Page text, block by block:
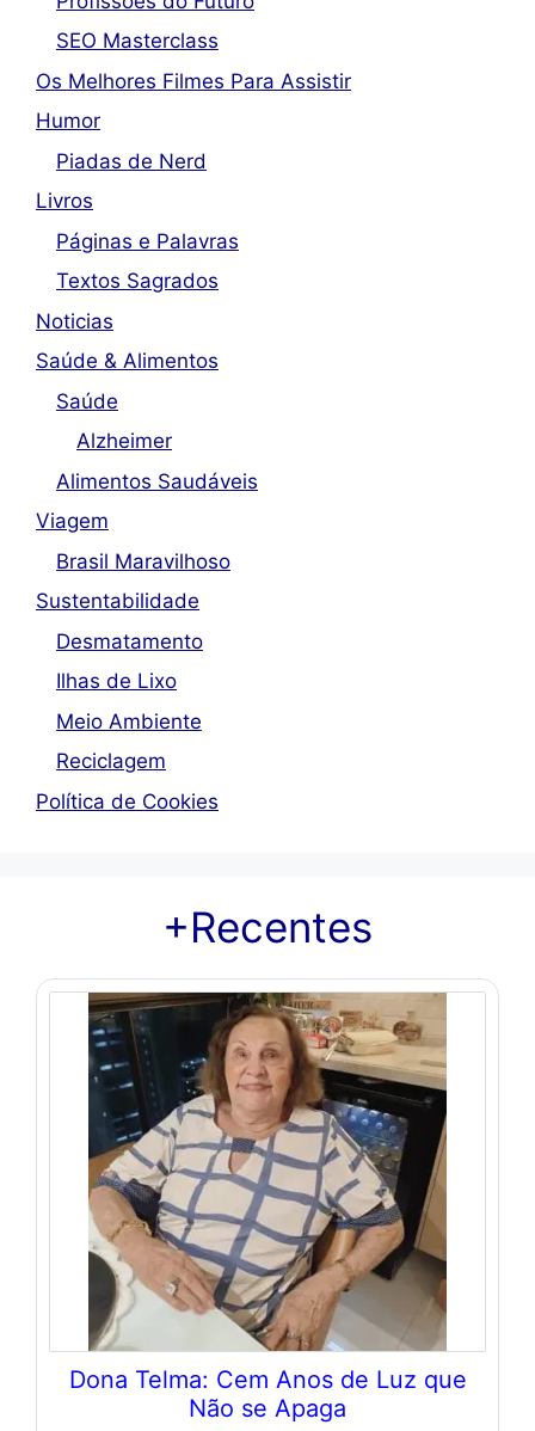
SEO Masterclass
Os Melhores Filmes Para Assistir
Humor
Piadas de Nerd
Livros
Páginas e Palavras
Textos Sagrados
Noticias
Saúde & Alimentos
Saúde
Alzheimer
Alimentos Saudáveis
Viagem
Brasil Maravilhoso
Sustentabilidade
Desmatamento
Ilhas de Lixo
Meio Ambiente
Reciclagem
Política de Cookies
+Recentes
Dona Telma: Cem Anos de Luz que
Não se Apaga